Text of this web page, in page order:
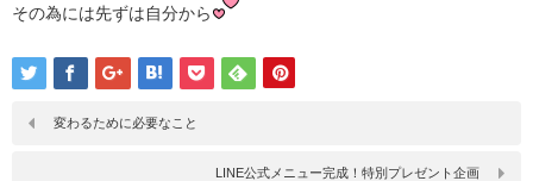
その為には先ずは自分から
変わるために必要なこと
LINE公式メニュー完成！特別プレゼント企画